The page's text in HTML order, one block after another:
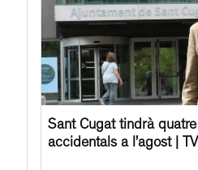
Sant Cugat tindrà
accidentals a l’agost |